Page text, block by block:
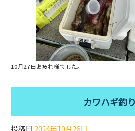
10月27日お疲れ様でした。
カワハギ釣り
投稿日 2024年10月26日